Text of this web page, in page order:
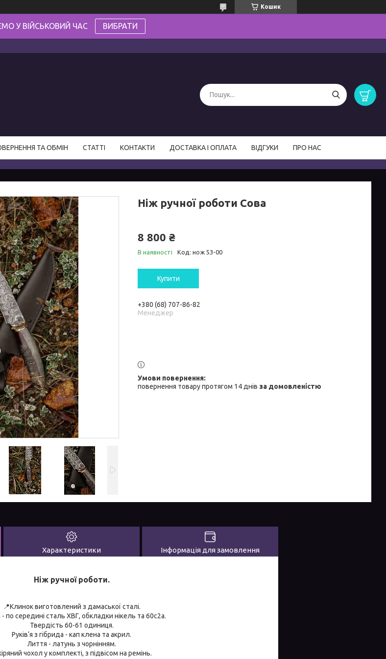
Кошик
У ВІЙСЬКОВИЙ ЧАС ВИБРАТИ
ТА ОБМІН СТАТТІ КОНТАКТИ ДОСТАВКА І ОПЛАТА ВІДГУКИ ПРО НАС
Ніж ручної роботи Сова
8 800 ₴
В наявності Код: нож 53-00
Купити
+380 (68) 707-86-82
Менеджер
повернення товару протягом 14 днів за домовленістю
Характеристики Інформація для замовлення
Ніж ручної роботи.
📍Клинок виготовлений з дамаської сталі.
по середині сталь ХВГ, обкладки нікель та 60с2а.
Твердість 60-61 одиниця.
Руків‘я з гібрида - кап клена та акрил.
Лиття - латунь з чорнінням.
чохол у комплекті, з підвісом на ремінь.